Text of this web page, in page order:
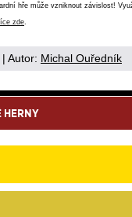
hře může vzniknout závislost!
zde
| Autor: Michal Ouředník
HERNY